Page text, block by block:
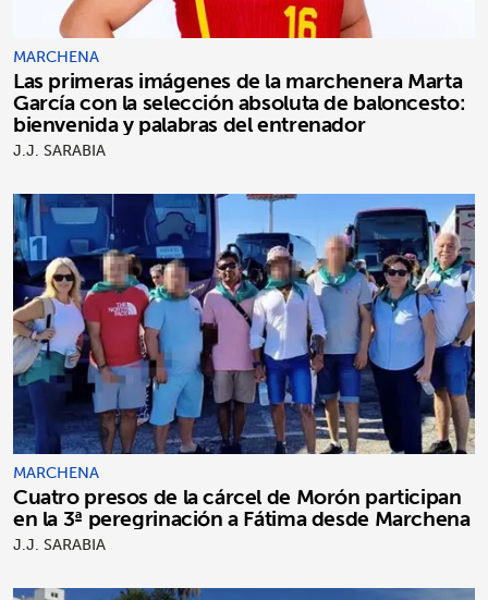
MARCHENA
Las primeras imágenes de la marchenera Marta
García con la selección absoluta de baloncesto:
bienvenida y palabras del entrenador
J.J. SARABIA
MARCHENA
Cuatro presos de la cárcel de Morón participan
en la 3ª peregrinación a Fátima desde Marchena
J.J. SARABIA